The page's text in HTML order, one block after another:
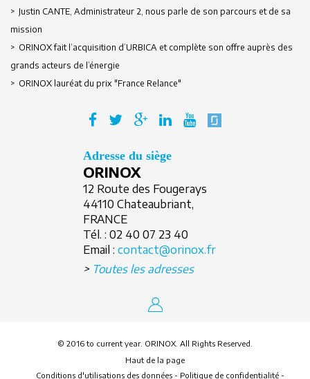
> Justin CANTE, Administrateur 2, nous parle de son parcours et de sa
mission
> ORINOX fait l’acquisition d’URBICA et complète son offre auprès des
grands acteurs de l’énergie
> ORINOX lauréat du prix "France Relance"
Adresse du siège
ORINOX
12 Route des Fougerays
44110 Chateaubriant,
FRANCE
Tél. : 02 40 07 23 40
Email : contact@orinox.fr
> Toutes les adresses
© 2016 to current year. ORINOX. All Rights Reserved.
Haut de la page
Conditions d'utilisations des données - Politique de confidentialité -